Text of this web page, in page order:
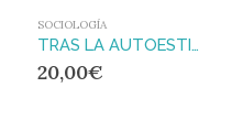
SOCIOLOGÍA
TRAS LA AUTOESTIMA : VARIACIONES SOBRE EL YO EXPRES-SIVO EN LA MODERNIDAD TARDÍA
20,00€